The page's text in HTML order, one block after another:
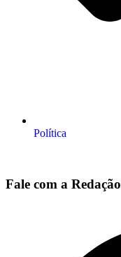
Política
Fale com a Redação